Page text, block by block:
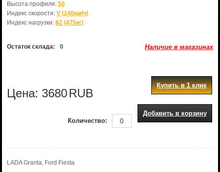
Высота профиля: 50
Индекс скорости: V (240км/ч)
Индекс нагрузки: 82 (475кг)
Остаток склада: 0 Наличие в магазинах
Цена: 3680RUB
Купить в 1 клик
Добавить в корзину
Количество:
LADA Granta, Ford Fiesta